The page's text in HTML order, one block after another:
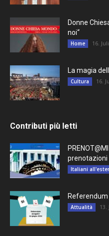
Donne
noi“
Home 16.
La magia
Cultura 16.
Contributi più letti
prenotazioni
Italiani
Attualità 13.